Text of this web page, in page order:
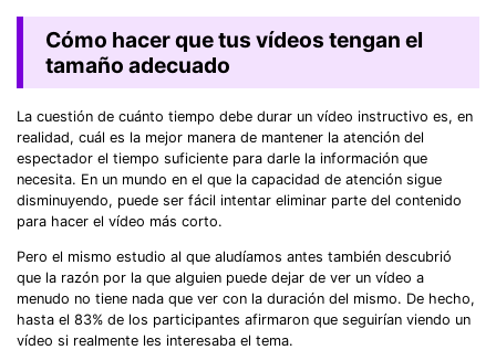
Cómo hacer que tus vídeos tengan el
tamaño adecuado
La cuestión de cuánto tiempo debe durar un vídeo instructivo es, en
realidad, cuál es la mejor manera de mantener la atención del
espectador el tiempo suficiente para darle la información que
necesita. En un mundo en el que la capacidad de atención sigue
disminuyendo, puede ser fácil intentar eliminar parte del contenido
para hacer el vídeo más corto.
Pero el mismo estudio al que aludíamos antes también descubrió
que la razón por la que alguien puede dejar de ver un vídeo a
menudo no tiene nada que ver con la duración del mismo. De hecho,
hasta el 83% de los participantes afirmaron que seguirían viendo un
vídeo si realmente les interesaba el tema.